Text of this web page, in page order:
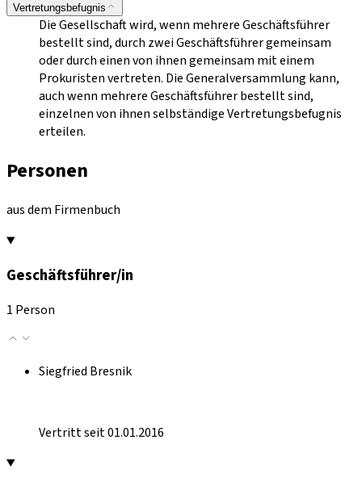
Vertretungsbefugnis
Die Gesellschaft wird, wenn mehrere Geschäftsführer
bestellt sind, durch zwei Geschäftsführer gemeinsam
oder durch einen von ihnen gemeinsam mit einem
Prokuristen vertreten. Die Generalversammlung kann,
auch wenn mehrere Geschäftsführer bestellt sind,
einzelnen von ihnen selbständige Vertretungsbefugnis
erteilen.
Personen
aus dem Firmenbuch
Geschäftsführer/in
1 Person
Siegfried Bresnik
Vertritt seit 01.01.2016